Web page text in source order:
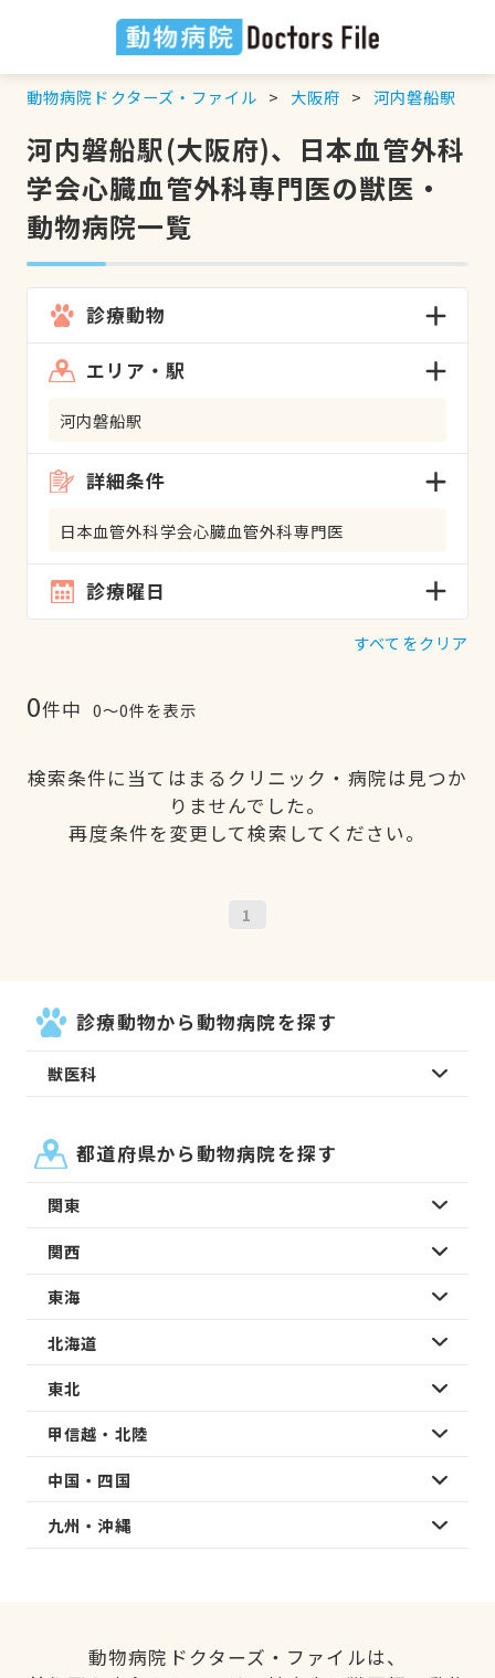
動物病院ドクターズ・ファイル 大阪府 河内磐船駅
河内磐船駅(大阪府)、日本血管外科
学会心臓血管外科専門医の獣医・
動物病院一覧
診療動物
エリア・駅
河内磐船駅
詳細条件
日本血管外科学会心臓血管外科専門医
診療曜日
すべてをクリア
0件中 0〜0件を表示
検索条件に当てはまるクリニック・病院は見つか
りませんでした。
再度条件を変更して検索してください。
1
診療動物から動物病院を探す
獣医科
都道府県から動物病院を探す
関東
関西
東海
北海道
東北
甲信越・北陸
中国・四国
九州・沖縄
動物病院ドクターズ・ファイルは、